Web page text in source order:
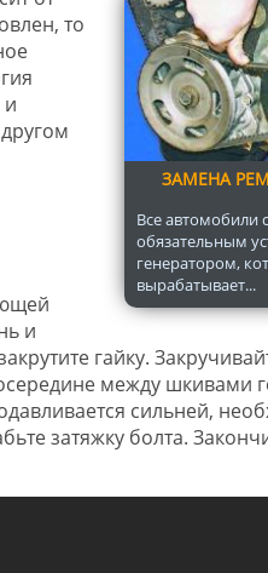
ЗАМЕНА
Все автомобили
обязательным
генератором,
вырабатывает...
то
и
и
гайку.
между шкивами
сильней,
затяжку болта.